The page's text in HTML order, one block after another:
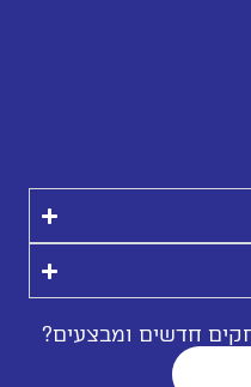
חדשים ומבצעים?